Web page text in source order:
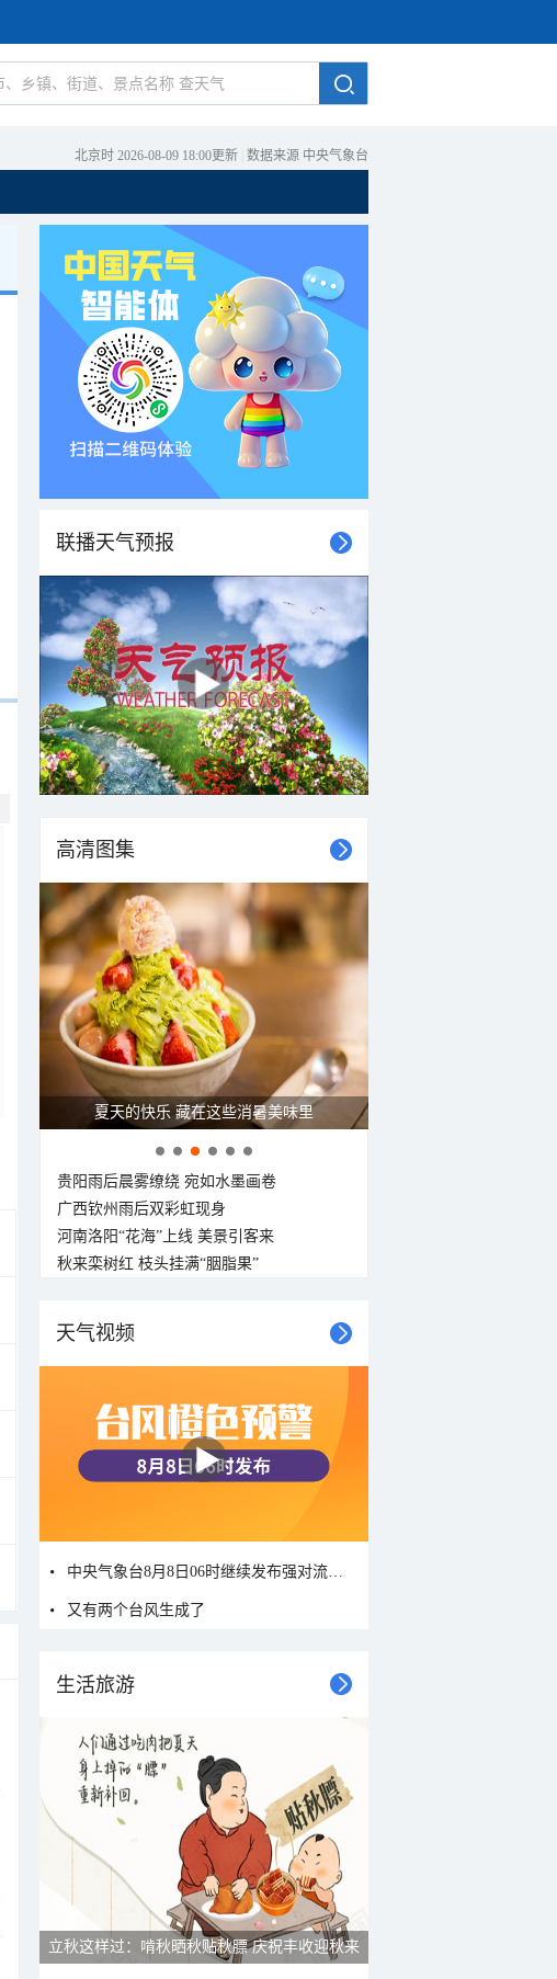
北京时 2026-08-09 18:00更新 数据来源 中央气象台
联播天气预报
高清图集
夏天的快乐 藏在这些消暑美味里
贵阳雨后晨雾缭绕 宛如水墨画卷
广西钦州雨后双彩虹现身
河南洛阳“花海”上线 美景引客来
秋来栾树红 枝头挂满“胭脂果”
天气视频
中央气象台8月8日06时继续发布强对流天气蓝色预警
又有两个台风生成了
生活旅游
立秋这样过：啃秋晒秋贴秋膘 庆祝丰收迎秋来